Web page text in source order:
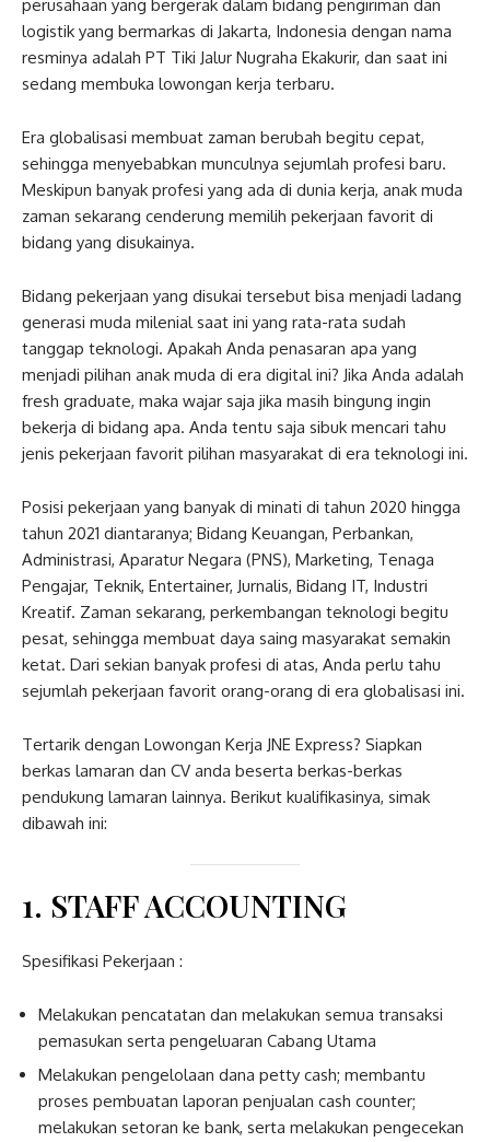
perusahaan yang bergerak dalam bidang pengiriman dan
logistik yang bermarkas di Jakarta, Indonesia dengan nama
resminya adalah PT Tiki Jalur Nugraha Ekakurir, dan saat ini
sedang membuka lowongan kerja terbaru.
Era globalisasi membuat zaman berubah begitu cepat,
sehingga menyebabkan munculnya sejumlah profesi baru.
Meskipun banyak profesi yang ada di dunia kerja, anak muda
zaman sekarang cenderung memilih pekerjaan favorit di
bidang yang disukainya.
Bidang pekerjaan yang disukai tersebut bisa menjadi ladang
generasi muda milenial saat ini yang rata-rata sudah
tanggap teknologi. Apakah Anda penasaran apa yang
menjadi pilihan anak muda di era digital ini? Jika Anda adalah
fresh graduate, maka wajar saja jika masih bingung ingin
bekerja di bidang apa. Anda tentu saja sibuk mencari tahu
jenis pekerjaan favorit pilihan masyarakat di era teknologi ini.
Posisi pekerjaan yang banyak di minati di tahun 2020 hingga
tahun 2021 diantaranya; Bidang Keuangan, Perbankan,
Administrasi, Aparatur Negara (PNS), Marketing, Tenaga
Pengajar, Teknik, Entertainer, Jurnalis, Bidang IT, Industri
Kreatif. Zaman sekarang, perkembangan teknologi begitu
pesat, sehingga membuat daya saing masyarakat semakin
ketat. Dari sekian banyak profesi di atas, Anda perlu tahu
sejumlah pekerjaan favorit orang-orang di era globalisasi ini.
Tertarik dengan Lowongan Kerja JNE Express? Siapkan
berkas lamaran dan CV anda beserta berkas-berkas
pendukung lamaran lainnya. Berikut kualifikasinya, simak
dibawah ini:
1. STAFF ACCOUNTING
Spesifikasi Pekerjaan :
Melakukan pencatatan dan melakukan semua transaksi
pemasukan serta pengeluaran Cabang Utama
Melakukan pengelolaan dana petty cash; membantu
proses pembuatan laporan penjualan cash counter;
melakukan setoran ke bank, serta melakukan pengecekan